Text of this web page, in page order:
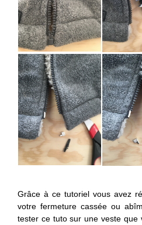
Grâce à ce tutoriel vous avez
votre fermeture cassée ou
tester ce tuto sur une veste que